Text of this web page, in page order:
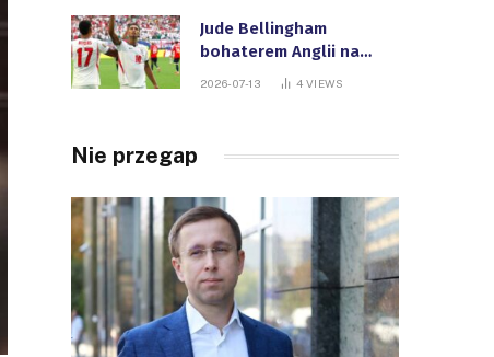
Jude Bellingham
bohaterem Anglii na
Mistrzostwach Świata
2026-07-13 4 VIEWS
Nie przegap